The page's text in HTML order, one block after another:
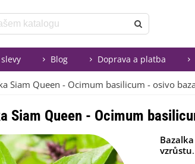
Blog Doprava a platba
Siam Queen - Ocimum basilicum - osivo
Siam Queen - Ocimum
vzrůstu.